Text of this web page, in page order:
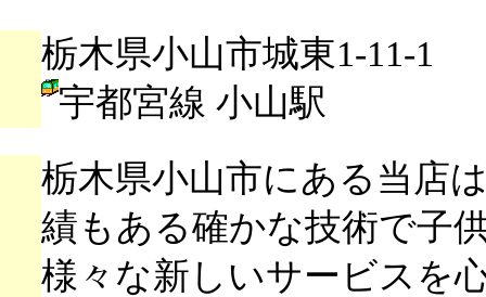
栃木県小山市城東1-11-1
宇都宮線 小山駅
栃木県小山市にある当店
績もある確かな技術で子
様々な新しいサービスを